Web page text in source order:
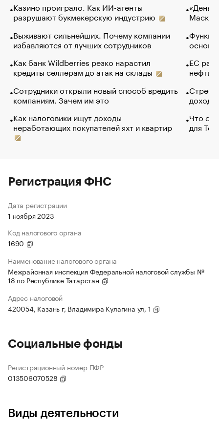
Казино проиграло. Как ИИ-агенты
разрушают букмекерскую индустрию
Выживают сильнейших. Почему компании
избавляются от лучших сотрудников
Как банк Wildberries резко нарастил
кредиты селлерам до атак на склады
Сотрудники открыли новый способ вредить
компаниям. Зачем им это
Как налоговики ищут доходы
неработающих покупателей яхт и квартир
Маск в
основ
ЕС
нефти
Что
для
Регистрация ФНС
Дата регистрации
1 ноября 2023
Код налогового органа
1690
Наименование налогового органа
Межрайонная инспекция Федеральной налоговой службы №
18 по Республике Татарстан
Адрес налоговой
420054, Казань г, Владимира Кулагина ул, 1
Социальные фонды
Регистрационный номер ПФР
013506070528
Виды деятельности